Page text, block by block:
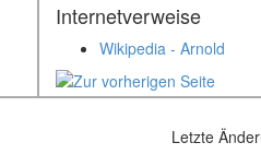
Internetverweise
Wikipedia - Arnold
Letzte